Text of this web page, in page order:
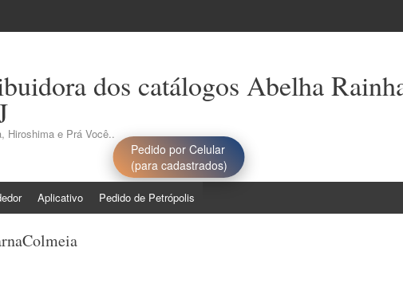
Pedido por Celular
(para cadastrados)
dos catálogos Abelha
Hiroshima e Prá Você..
Aplicativo Pedido de Petrópolis